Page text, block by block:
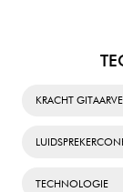
KRACHT
TECHNOLOGIE